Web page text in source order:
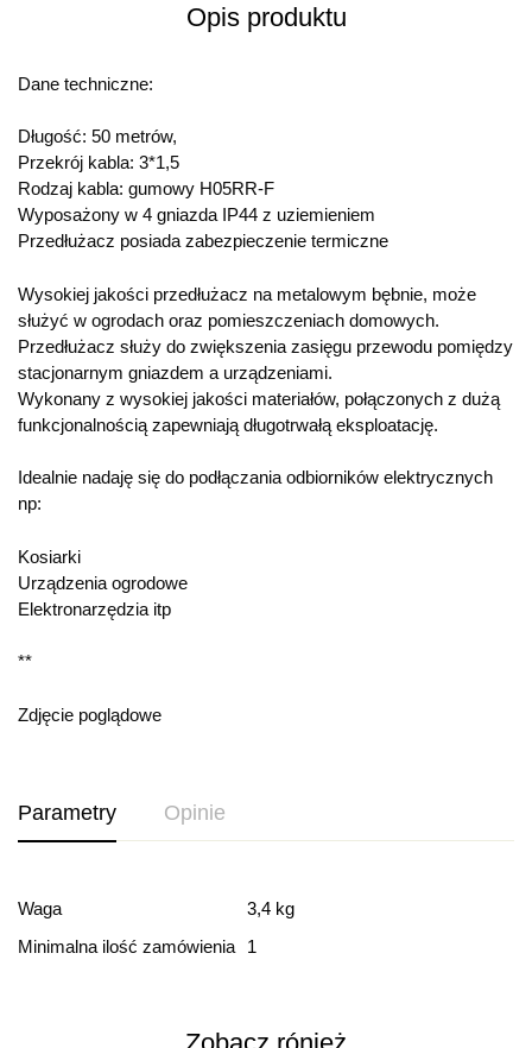
Opis produktu
Dane techniczne:
Długość: 50 metrów,
Przekrój kabla: 3*1,5
Rodzaj kabla: gumowy H05RR-F
Wyposażony w 4 gniazda IP44 z uziemieniem
Przedłużacz posiada zabezpieczenie termiczne
Wysokiej jakości przedłużacz na metalowym bębnie, może
służyć w ogrodach oraz pomieszczeniach domowych.
Przedłużacz służy do zwiększenia zasięgu przewodu pomiędzy
stacjonarnym gniazdem a urządzeniami.
Wykonany z wysokiej jakości materiałów, połączonych z dużą
funkcjonalnością zapewniają długotrwałą eksploatację.
Idealnie nadaję się do podłączania odbiorników elektrycznych
np:
Kosiarki
Urządzenia ogrodowe
Elektronarzędzia itp
**
Zdjęcie poglądowe
Parametry Opinie
Waga
3,4 kg
Minimalna ilość zamówienia
1
Ocena i recenzja
Based on 0 Reviews